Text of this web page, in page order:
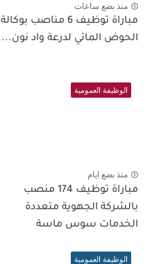
منذ بضع ساعات
مباراة توظيف 6 مناصب بوكالة
الحوض المائي لدرعة واد نون...
الوظيفة العمومية
منذ بضع ايام
مباراة توظيف 174 منصب
بالشركة الجهوية متعددة
الخدمات سوس ماسة
الوظيفة العمومية